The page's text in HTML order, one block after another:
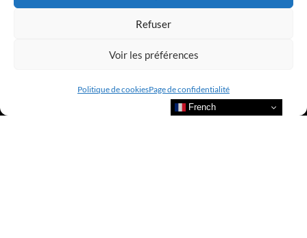
Refuser
Voir les préférences
Politique de cookiesPage de confidentialité
French